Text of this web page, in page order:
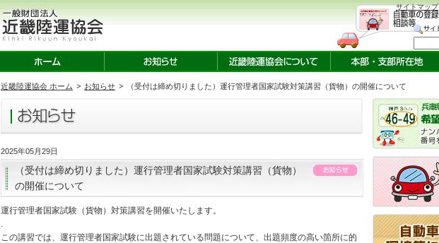
サイトマップ
近畿陸運協会 ホーム お知らせ （受付は締め切りました）運行管理者国家試験対策講習（貨物）の開催について
2025年05月29日
（受付は締め切りました）運行管理者国家試験対策講習（貨物）
の開催について
運行管理者国家試験（貨物）対策講習を開催いたします。
.
この講習では、運行管理者国家試験に出題されている問題について、出題頻度の高い箇所に的